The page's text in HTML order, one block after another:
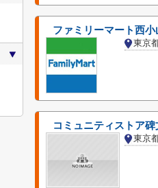
ファミリーマート西
東京
コミュニティストア
東京